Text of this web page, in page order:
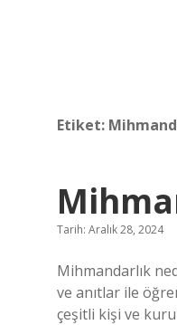
Etiket:
Tarih: Aralık 28, 2024
Mihmandarlık
ve anıtlar ile
çeşitli kişi ve